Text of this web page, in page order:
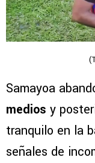
Samayoa
medios y
tranquilo en la
señales de